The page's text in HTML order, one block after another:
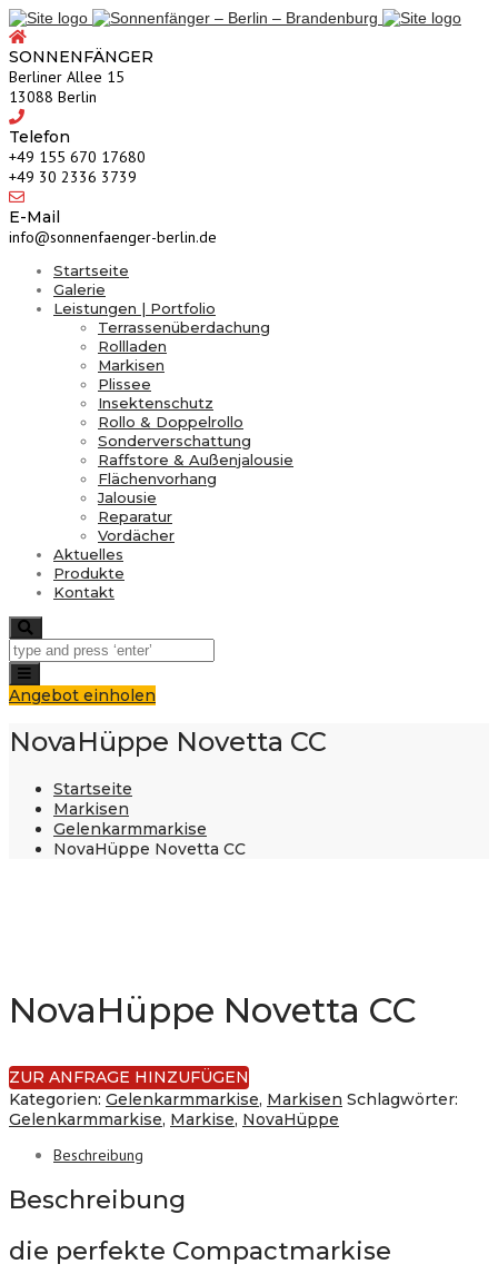
SONNENFÄNGER
Berliner Allee 15
13088 Berlin
Telefon
‎+49 155 670 17680
+49 30 2336 3739
E-Mail
info@sonnenfaenger-berlin.de
Startseite
Galerie
Leistungen | Portfolio
Terrassenüberdachung
Rollladen
Markisen
Plissee
Insektenschutz
Rollo & Doppelrollo
Sonderverschattung
Raffstore & Außenjalousie
Flächenvorhang
Jalousie
Reparatur
Vordächer
Aktuelles
Produkte
Kontakt
Toggle
navigation
Angebot einholen
NovaHüppe Novetta CC
Startseite
Markisen
Gelenkarmmarkise
NovaHüppe Novetta CC
NovaHüppe Novetta CC
ZUR ANFRAGE HINZUFÜGEN
Kategorien: Gelenkarmmarkise, Markisen Schlagwörter:
Gelenkarmmarkise, Markise, NovaHüppe
Beschreibung
Beschreibung
die perfekte Compactmarkise